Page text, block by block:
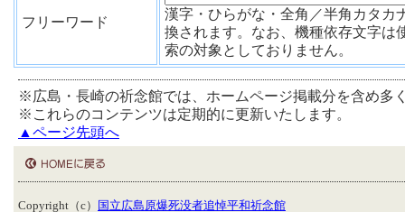
フリーワード
漢字・ひらがな・全角／半角カタカ
換されます。なお、機種依存文字は
索の対象としておりません。
※広島・長崎の祈念館では、ホームページ掲載分を含め多
※これらのコンテンツは定期的に更新いたします。
▲ページ先頭へ
Copyright（c）
国立広島原爆死没者追悼平和祈念館